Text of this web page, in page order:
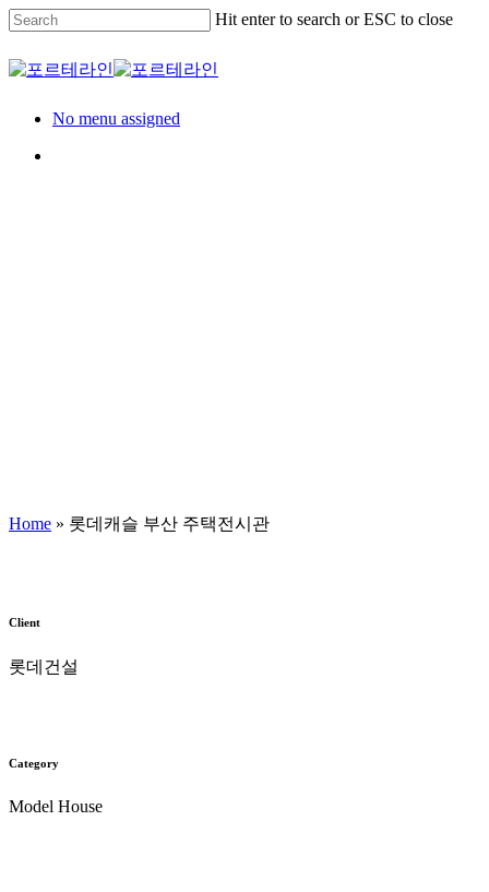
Skip
to
main
content
Hit enter to search or ESC to close
Close
Menu
No menu assigned
Home » 롯데캐슬 부산 주택전시관
Client
롯데건설
Category
Model House